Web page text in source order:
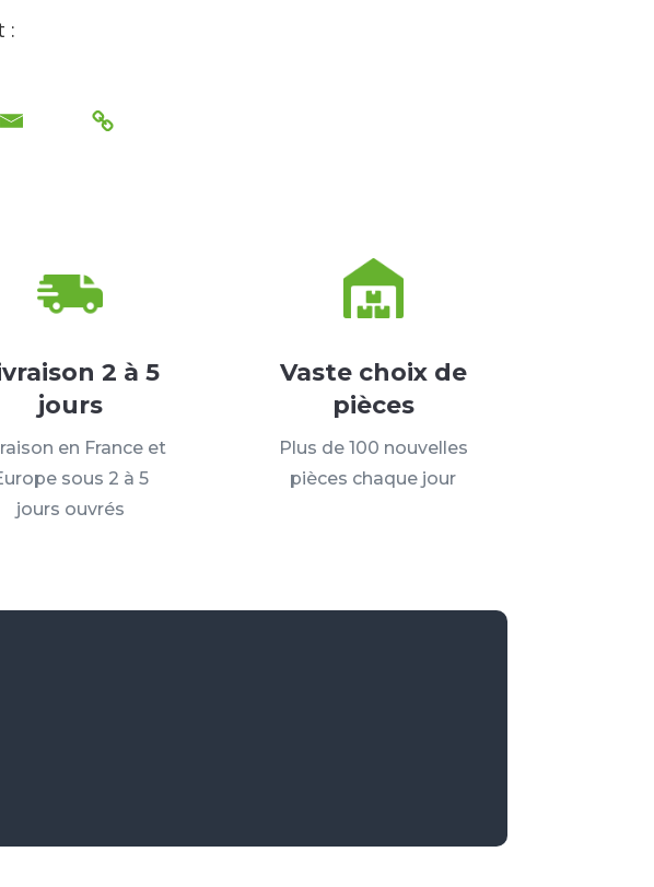
:
2 à 5
jours
en France et
sous 2 à 5
jours ouvrés
Vaste choix de
pièces
Plus de 100 nouvelles
pièces chaque jour